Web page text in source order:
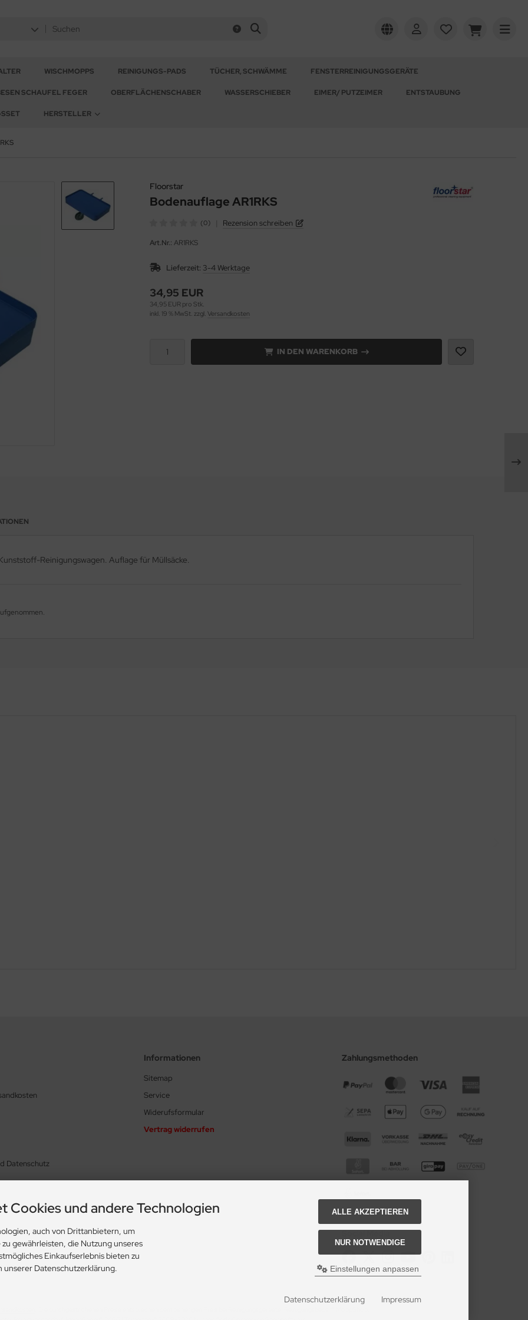
WISCHMOPPS REINIGUNGS-PADS TÜCHER, SCHWÄMME FENSTERREINIGUNGSGERÄTE
SCHAUFEL FEGER OBERFLÄCHENSCHABER WASSERSCHIEBER EIMER/ PUTZEIMER ENTSTAUBUNG
HERSTELLER
Floorstar
Bodenauflage AR1RKS
(0) Rezension schreiben
Art.Nr.: AR1RKS
Lieferzeit: 3-4 Werktage
34,95 EUR
34,95 EUR pro Stk.
inkl. 19 % MwSt. zzgl. Versandkosten
IN DEN WARENKORB
Reinigungswagen. Auflage für Müllsäcke.
Datenschutz
Informationen
Sitemap
Service
Widerufsformular
Vertrag widerrufen
Zahlungsmethoden
Cookies und andere Technologien
auch von Drittanbietern, um
gewährleisten, die Nutzung unseres
Einkaufserlebnis bieten zu
unserer Datenschutzerklärung.
ALLE AKZEPTIEREN
NUR NOTWENDIGE
Einstellungen anpassen
Datenschutzerklärung Impressum